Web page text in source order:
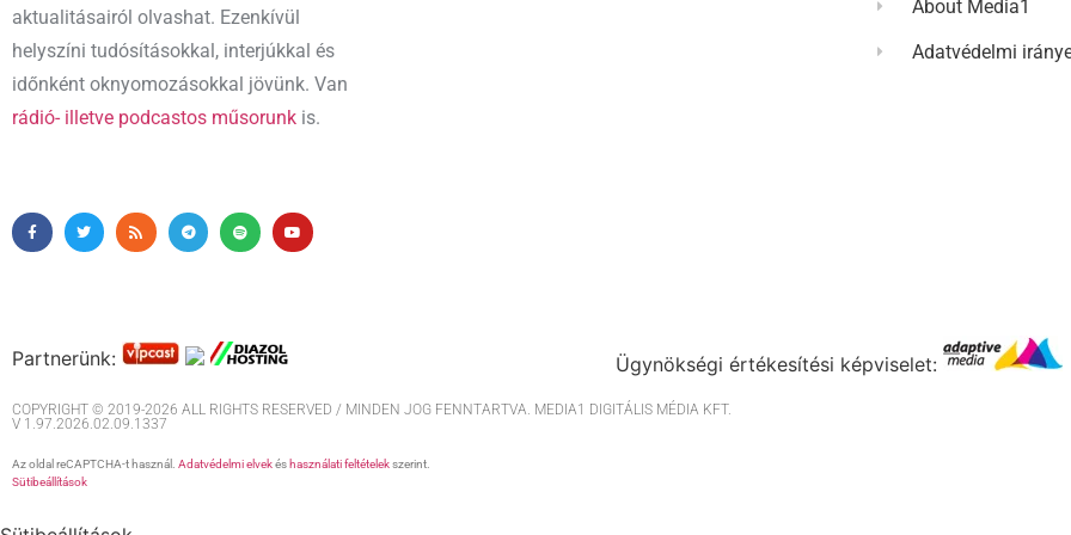
aktualitásairól olvashat. Ezenkívül
helyszíni tudósításokkal, interjúkkal és
időnként oknyomozásokkal jövünk. Van
rádió- illetve podcastos műsorunk is.
About Media1
Adatvédelmi
Partnerünk: Ügynökségi értékesítési képviselet:
COPYRIGHT © 2019-2026 ALL RIGHTS RESERVED / MINDEN JOG FENNTARTVA. MEDIA1 DIGITÁLIS MÉDIA KFT.
V 1.97.2026.02.09.1337
Az oldal reCAPTCHA-t használ. Adatvédelmi elvekés használati feltételekszerint.
Sütibeállítások